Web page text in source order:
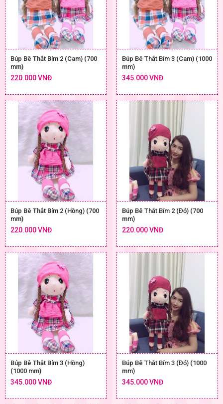
Búp Bê Thắt Bím 2 (Cam) (700
mm)
220.000 VNĐ
Búp Bê Thắt Bím 3 (Cam) (1000
mm)
345.000 VNĐ
Búp Bê Thắt Bím 2 (Hồng) (700
mm)
220.000 VNĐ
Búp Bê Thắt Bím 2 (Đỏ) (700
mm)
220.000 VNĐ
Búp Bê Thắt Bím 3 (Hồng)
(1000 mm)
345.000 VNĐ
Búp Bê Thắt Bím 3 (Đỏ) (1000
mm)
345.000 VNĐ